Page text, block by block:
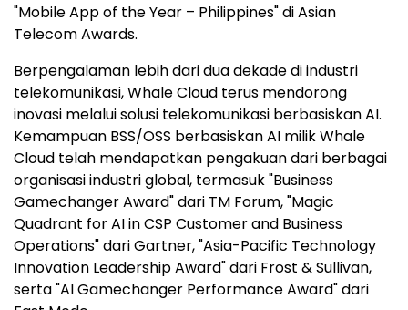
"Mobile App of the Year – Philippines" di Asian
Telecom Awards.
Berpengalaman lebih dari dua dekade di industri
telekomunikasi, Whale Cloud terus mendorong
inovasi melalui solusi telekomunikasi berbasiskan AI.
Kemampuan BSS/OSS berbasiskan AI milik Whale
Cloud telah mendapatkan pengakuan dari berbagai
organisasi industri global, termasuk "Business
Gamechanger Award" dari TM Forum, "Magic
Quadrant for AI in CSP Customer and Business
Operations" dari Gartner, "Asia-Pacific Technology
Innovation Leadership Award" dari Frost & Sullivan,
serta "AI Gamechanger Performance Award" dari